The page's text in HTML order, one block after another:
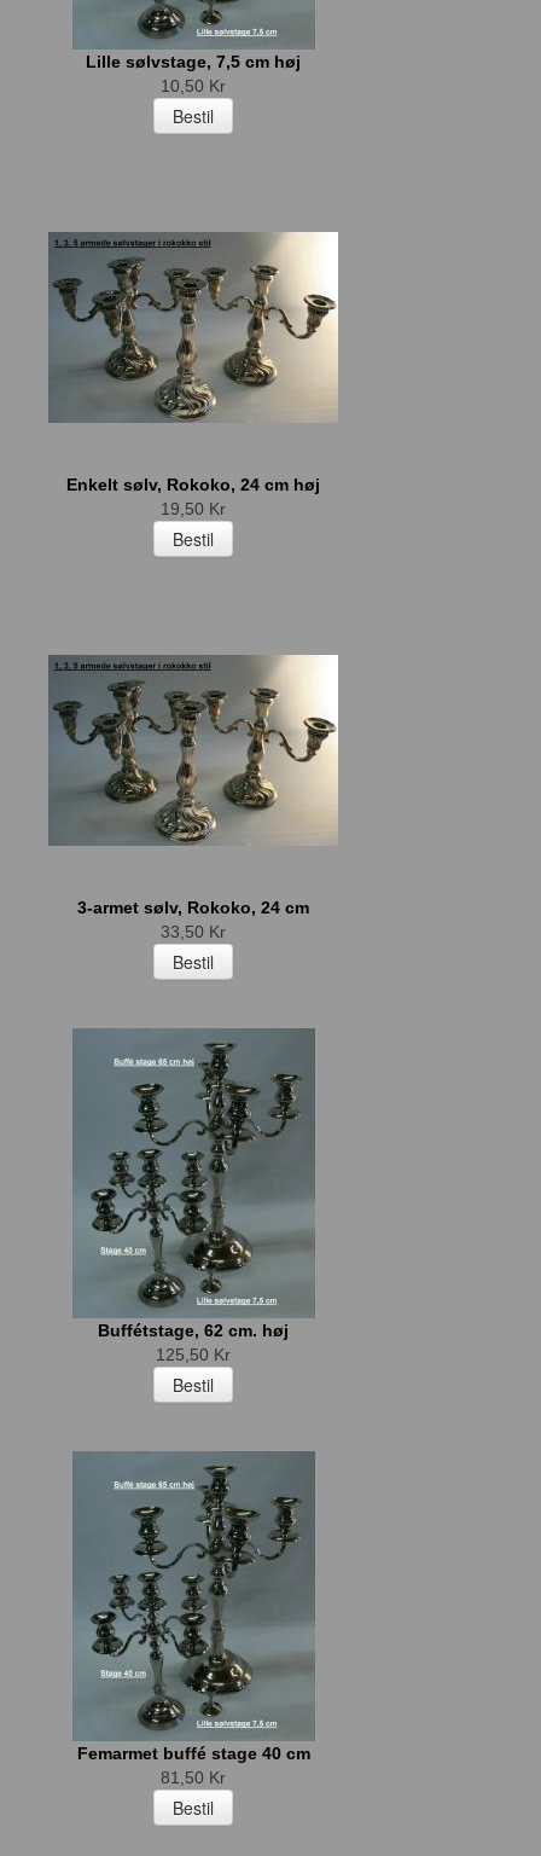
Lille sølvstage, 7,5 cm høj
10,50 Kr
Enkelt sølv, Rokoko, 24 cm høj
19,50 Kr
3-armet sølv, Rokoko, 24 cm
33,50 Kr
Buffétstage, 62 cm. høj
125,50 Kr
Femarmet buffé stage 40 cm
81,50 Kr